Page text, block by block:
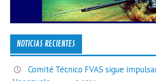
NOTICIAS RECIENTES
Comité Técnico FVAS sigue